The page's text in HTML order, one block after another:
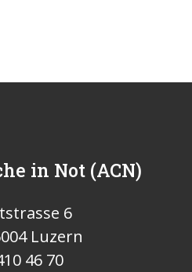
in Not (ACN)
6
Luzern
46 70